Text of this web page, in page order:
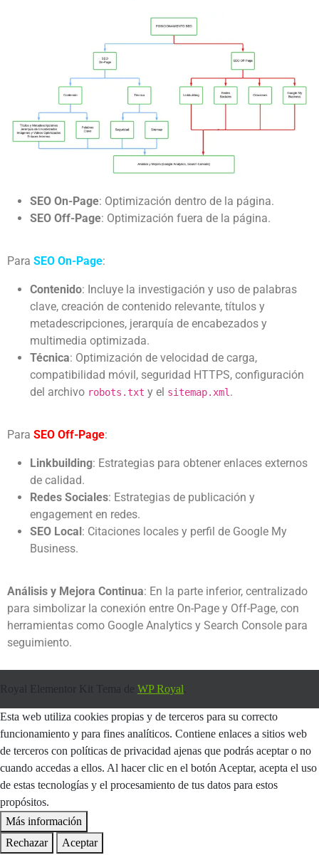
SEO On-Page: Optimización dentro de la página.
SEO Off-Page: Optimización fuera de la página.
Para SEO On-Page:
Contenido: Incluye la investigación y uso de palabras
clave, creación de contenido relevante, títulos y
metadescripciones, jerarquía de encabezados y
multimedia optimizada.
Técnica: Optimización de velocidad de carga,
compatibilidad móvil, seguridad HTTPS, configuración
del archivo robots.txt y el sitemap.xml.
Para SEO Off-Page:
Linkbuilding: Estrategias para obtener enlaces externos
de calidad.
Redes Sociales: Estrategias de publicación y
engagement en redes.
SEO Local : Citaciones locales y perfil de Google My
Business.
Análisis y Mejora Continua: En la parte inferior, centralizado
para simbolizar la conexión entre On-Page y Off-Page, con
herramientas como Google Analytics y Search Console para
seguimiento.
Royal Elementor Kit Tema de WP Royal
Esta web utiliza cookies propias y de terceros para su correcto
funcionamiento y para fines analíticos. Contiene enlaces a sitios web
de terceros con políticas de privacidad ajenas que podrás aceptar o no
cuando accedas a ellos. Al hacer clic en el botón Aceptar, acepta el uso
de estas tecnologías y el procesamiento de tus datos para estos
propósitos.
Más información
Rechazar
Aceptar